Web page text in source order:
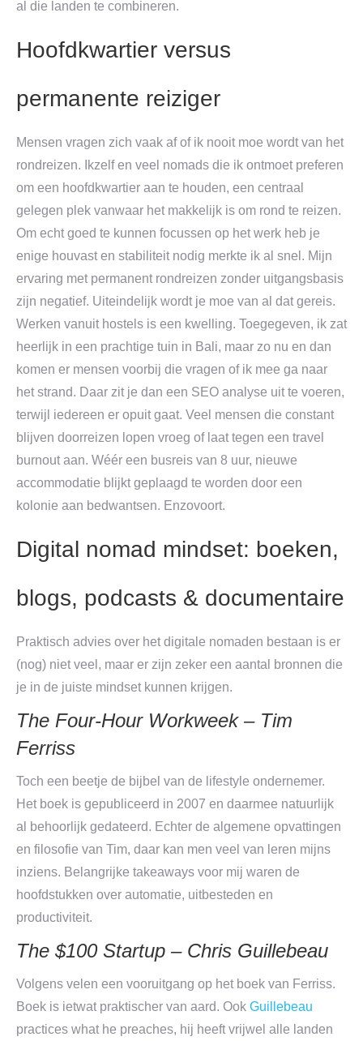
al die landen te combineren.
Hoofdkwartier versus
permanente reiziger
Mensen vragen zich vaak af of ik nooit moe wordt van het
rondreizen. Ikzelf en veel nomads die ik ontmoet preferen
om een hoofdkwartier aan te houden, een centraal
gelegen plek vanwaar het makkelijk is om rond te reizen.
Om echt goed te kunnen focussen op het werk heb je
enige houvast en stabiliteit nodig merkte ik al snel. Mijn
ervaring met permanent rondreizen zonder uitgangsbasis
zijn negatief. Uiteindelijk wordt je moe van al dat gereis.
Werken vanuit hostels is een kwelling. Toegegeven, ik zat
heerlijk in een prachtige tuin in Bali, maar zo nu en dan
komen er mensen voorbij die vragen of ik mee ga naar
het strand. Daar zit je dan een SEO analyse uit te voeren,
terwijl iedereen er opuit gaat. Veel mensen die constant
blijven doorreizen lopen vroeg of laat tegen een travel
burnout aan. Wéér een busreis van 8 uur, nieuwe
accommodatie blijkt geplaagd te worden door een
kolonie aan bedwantsen. Enzovoort.
Digital nomad mindset: boeken,
blogs, podcasts & documentaire
Praktisch advies over het digitale nomaden bestaan is er
(nog) niet veel, maar er zijn zeker een aantal bronnen die
je in de juiste mindset kunnen krijgen.
The Four-Hour Workweek – Tim
Ferriss
Toch een beetje de bijbel van de lifestyle ondernemer.
Het boek is gepubliceerd in 2007 en daarmee natuurlijk
al behoorlijk gedateerd. Echter de algemene opvattingen
en filosofie van Tim, daar kan men veel van leren mijns
inziens. Belangrijke takeaways voor mij waren de
hoofdstukken over automatie, uitbesteden en
productiviteit.
The $100 Startup – Chris Guillebeau
Volgens velen een vooruitgang op het boek van Ferriss.
Boek is ietwat praktischer van aard. Ook Guillebeau
practices what he preaches, hij heeft vrijwel alle landen